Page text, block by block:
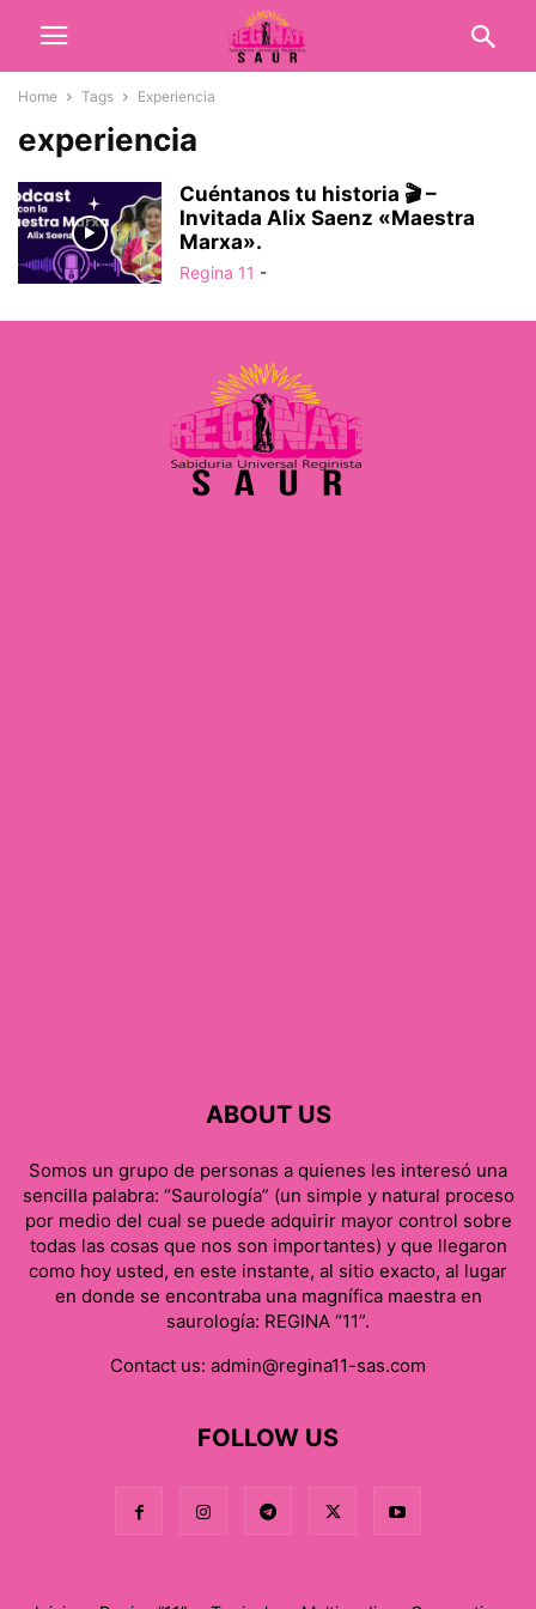
Home Tags Experiencia
experiencia
Cuéntanos tu historia 🎬 –
Invitada Alix Saenz «Maestra
Marxa».
Regina 11 -
ABOUT US
Somos un grupo de personas a quienes les interesó una
sencilla palabra: “Saurología” (un simple y natural proceso
por medio del cual se puede adquirir mayor control sobre
todas las cosas que nos son importantes) y que llegaron
como hoy usted, en este instante, al sitio exacto, al lugar
en donde se encontraba una magnífica maestra en
saurología: REGINA “11”.
Contact us: admin@regina11-sas.com
FOLLOW US